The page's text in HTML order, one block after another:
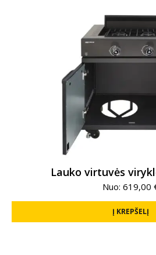
Lauko virtuvės
Nuo: 619,00
Į KREPŠELĮ